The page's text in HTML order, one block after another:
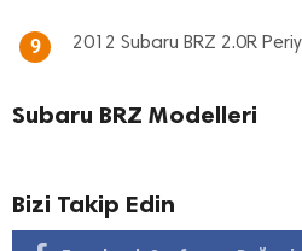
9 2012 Subaru BRZ 2.0R
Subaru BRZ Modelleri
Bizi Takip Edin